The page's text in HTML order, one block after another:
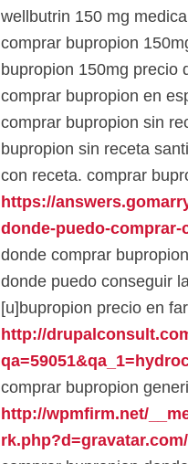
wellbutrin 150 mg
comprar bupropion
bupropion 150mg precio
comprar bupropion en
comprar bupropion sin
bupropion sin receta
con receta. comprar
https://
donde-puedo-comprar-
donde comprar
donde puedo conseguir
[u]bupropion precio en
http://
comprar bupropion
http://wpmfirm.net/